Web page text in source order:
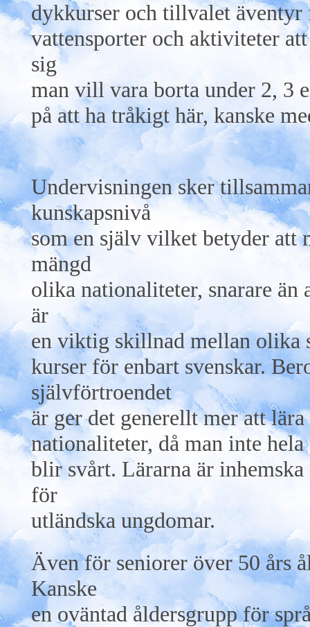
dykkurser och tillvalet
vattensporter och aktiviteter
sig
man vill vara borta under 2, 3
på att ha tråkigt här, kanske
Undervisningen sker
kunskapsnivå
som en själv vilket betyder att
mängd
olika nationaliteter, snarare än
är
en viktig skillnad mellan olika
kurser för enbart svenskar.
självförtroendet
är ger det generellt mer att
nationaliteter, då man inte
blir svårt. Lärarna är
för
utländska ungdomar.
Även för seniorer över 50 års
Kanske
en oväntad åldersgrupp för